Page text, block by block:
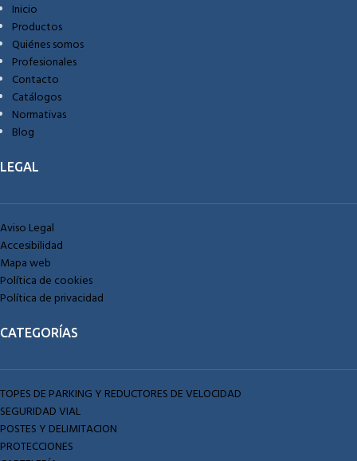
Inicio
Productos
Quiénes somos
Profesionales
Contacto
Catálogos
Normativas
Blog
LEGAL
Aviso Legal
Accesibilidad
Mapa web
Política de cookies
Política de privacidad
CATEGORÍAS
TOPES DE PARKING Y REDUCTORES DE VELOCIDAD
SEGURIDAD VIAL
POSTES Y DELIMITACION
PROTECCIONES